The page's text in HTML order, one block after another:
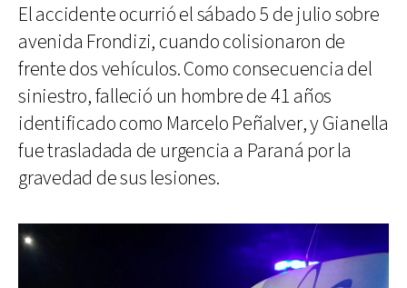
El accidente ocurrió el sábado 5 de julio sobre
avenida Frondizi, cuando colisionaron de
frente dos vehículos. Como consecuencia del
siniestro, falleció un hombre de 41 años
identificado como Marcelo Peñalver, y Gianella
fue trasladada de urgencia a Paraná por la
gravedad de sus lesiones.